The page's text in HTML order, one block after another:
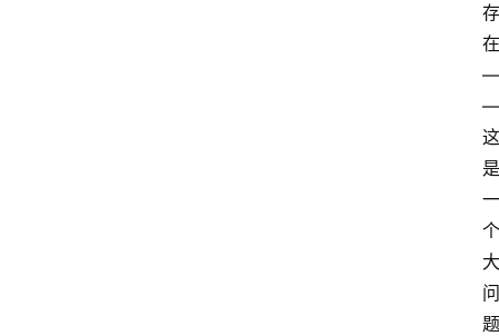
存
在
—
—
这
是
一
个
大
问
题